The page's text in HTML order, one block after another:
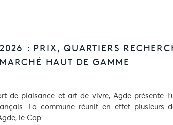
: PRIX, QUARTIERS
HAUT DE GAMME
de plaisance et art de vivre, Agde présente
La commune réunit en effet plusieurs
le Cap...